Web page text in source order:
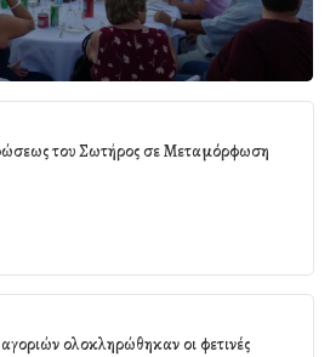
του Σωτήρος σε Μεταμόρφωση
ολοκληρώθηκαν οι φετινές